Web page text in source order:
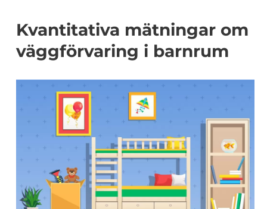
Kvantitativa mätningar om
väggförvaring i barnrum